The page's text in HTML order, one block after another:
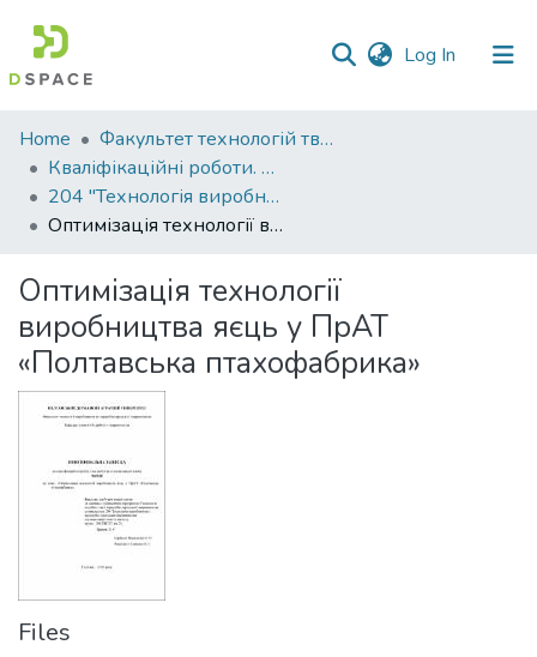
Log In (current)
Communities
&
Collections
Statistics
Home
Факультет технологій тваринництва та продовольства
Кваліфікаційні роботи. Факультет технологій тваринництва та продовольства
204 "Технологія виробництва і переробки продукції тваринництва" - Магістри 2021-2022
Оптимізація технології виробництва яєць у ПрАТ «Полтавська птахофабрика»
Оптимізація технології
виробництва яєць у ПрАТ
«Полтавська птахофабрика»
Files